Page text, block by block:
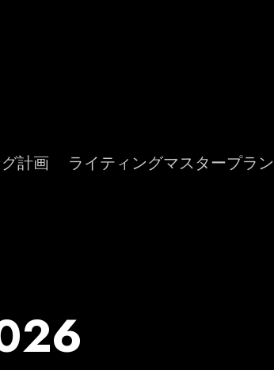
計画 ライティングマスタープラン